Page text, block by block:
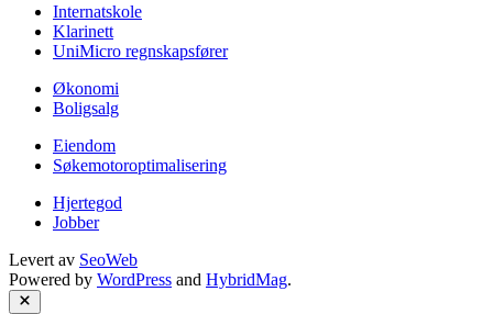
Internatskole
Klarinett
UniMicro regnskapsfører
Økonomi
Boligsalg
Eiendom
Søkemotoroptimalisering
Hjertegod
Jobber
Levert av SeoWeb
Powered by WordPress and HybridMag.
Close